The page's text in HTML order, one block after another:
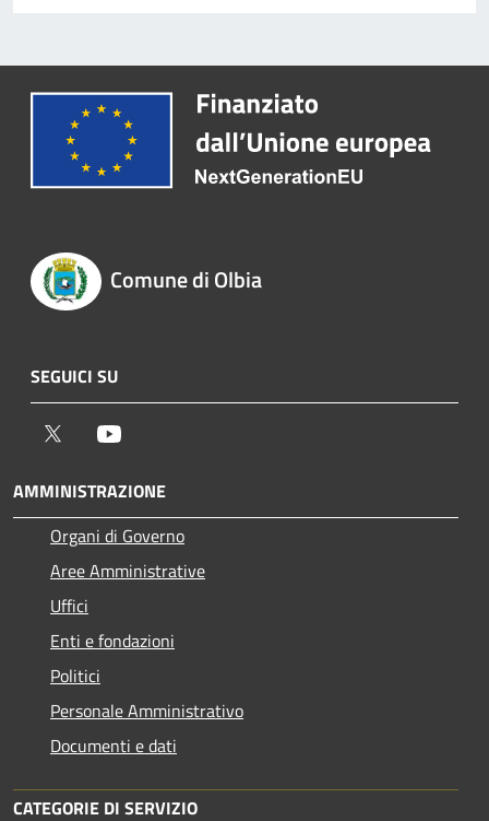
Comune di Olbia
SEGUICI SU
Twitter
AMMINISTRAZIONE
Organi di Governo
Aree Amministrative
Uffici
Enti e fondazioni
Politici
Personale Amministrativo
Documenti e dati
CATEGORIE DI SERVIZIO